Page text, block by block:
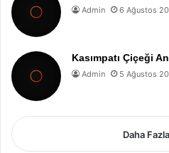
Admin 6 Ağustos
Kasımpatı Çiçeği
Admin 5 Ağustos
Daha